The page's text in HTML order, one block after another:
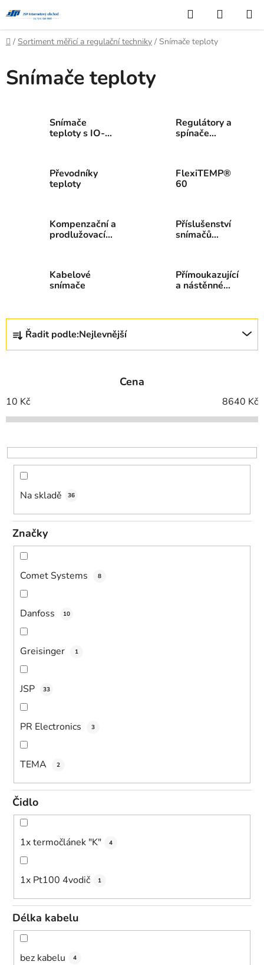
na
obsah
Hledat
KOŠÍK
Domů
/ Sortiment měřicí a regulační techniky / Snímače teploty
Snímače teploty
Snímače
teploty s IO-
Regulátory a
spínače
Převodníky
teploty
FlexiTEMP®
60
Kompenzační a
prodlužovací
Příslušenství
snímačů
Kabelové
snímače
Přímoukazující
a nástěnné
Ř
z
í
p
o
d
ů
Řadit podle:Nejlevnější
Cena
10 Kč 8640 Kč
Na skladě 36
Značky
Comet Systems 8
Danfoss 10
Greisinger 1
JSP 33
PR Electronics 3
TEMA 2
Čidlo
1x termočlánek "K" 4
1x Pt100 4vodič 1
Délka kabelu
bez kabelu 4